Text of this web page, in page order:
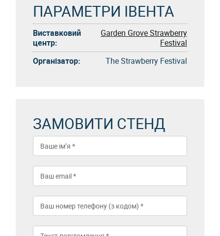
ПАРАМЕТРИ ІВЕНТА
Виставковий
центр:
Garden Grove Strawberry
Festival
Організатор:
The Strawberry Festival
ЗАМОВИТИ СТЕНД